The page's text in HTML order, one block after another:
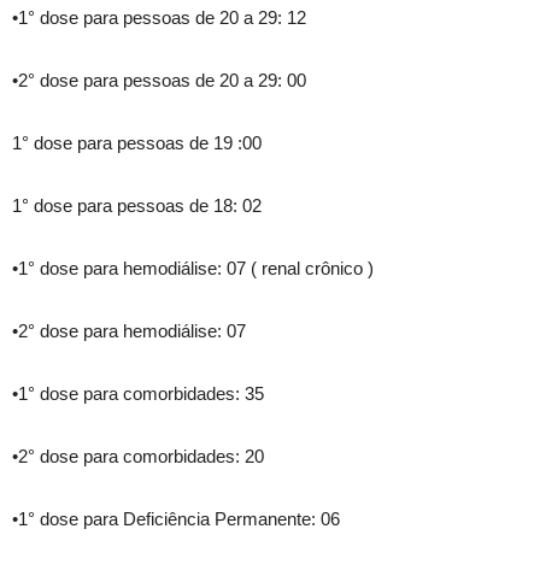
•1° dose para pessoas de 20 a 29: 12
•2° dose para pessoas de 20 a 29: 00
1° dose para pessoas de 19 :00
1° dose para pessoas de 18: 02
•1° dose para hemodiálise: 07 ( renal crônico )
•2° dose para hemodiálise: 07
•1° dose para comorbidades: 35
•2° dose para comorbidades: 20
•1° dose para Deficiência Permanente: 06